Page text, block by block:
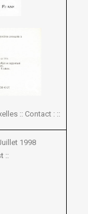
:: Contact : ::
1998
::